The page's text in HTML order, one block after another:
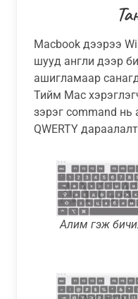
Macbook дээрээ
шууд англи дээр
ашигламаар
Тийм Mac
зэрэг command
QWERTY
Алим гэж